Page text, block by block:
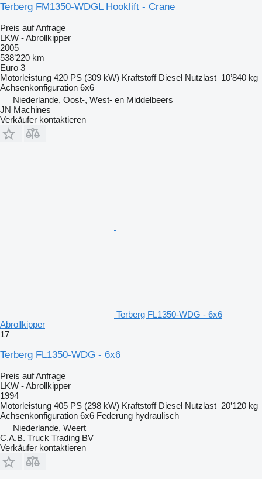
Terberg FM1350-WDGL Hooklift - Crane
Preis auf Anfrage
LKW - Abrollkipper
2005
538’220 km
Euro 3
Motorleistung 420 PS (309 kW) Kraftstoff Diesel Nutzlast 10’840 kg
Achsenkonfiguration 6x6
Niederlande, Oost-, West- en Middelbeers
JN Machines
Verkäufer kontaktieren
Terberg FL1350-WDG - 6x6
Abrollkipper
17
Terberg FL1350-WDG - 6x6
Preis auf Anfrage
LKW - Abrollkipper
1994
Motorleistung 405 PS (298 kW) Kraftstoff Diesel Nutzlast 20’120 kg
Achsenkonfiguration 6x6 Federung hydraulisch
Niederlande, Weert
C.A.B. Truck Trading BV
Verkäufer kontaktieren